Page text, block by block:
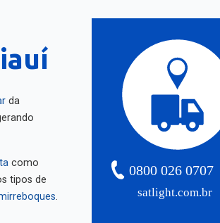
da
tipos de
satlight.com.br
0800 026 0707